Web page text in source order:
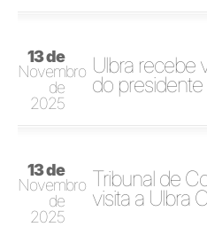
13 de
Novembro
de
2025
Ulbra recebe
do
13 de
Novembro
de
2025
Tribunal de
visita a Ulbra